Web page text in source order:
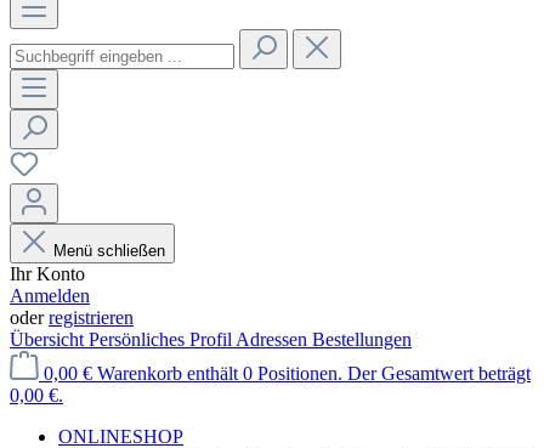
Menü schließen
Ihr Konto
Anmelden
oderregistrieren
Übersicht Persönliches Profil Adressen Bestellungen
0,00 € Warenkorb enthält 0 Positionen. Der Gesamtwert beträgt
0,00 €.
ONLINESHOP